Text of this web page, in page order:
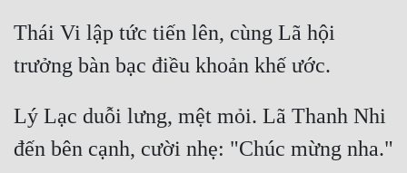
Thái Vi lập tức tiến lên, cùng Lã hội
Lý Lạc duỗi lưng, mệt mỏi. Lã Thanh Nhi